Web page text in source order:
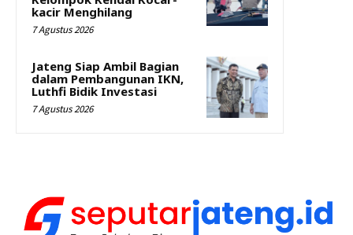
kacir Menghilang
7 Agustus 2026
Jateng Siap Ambil Bagian
dalam Pembangunan IKN,
Luthfi Bidik Investasi
7 Agustus 2026